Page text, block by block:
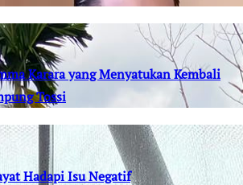
Karara yang Menyatukan Kembali
Tossi
Hadapi Isu Negatif